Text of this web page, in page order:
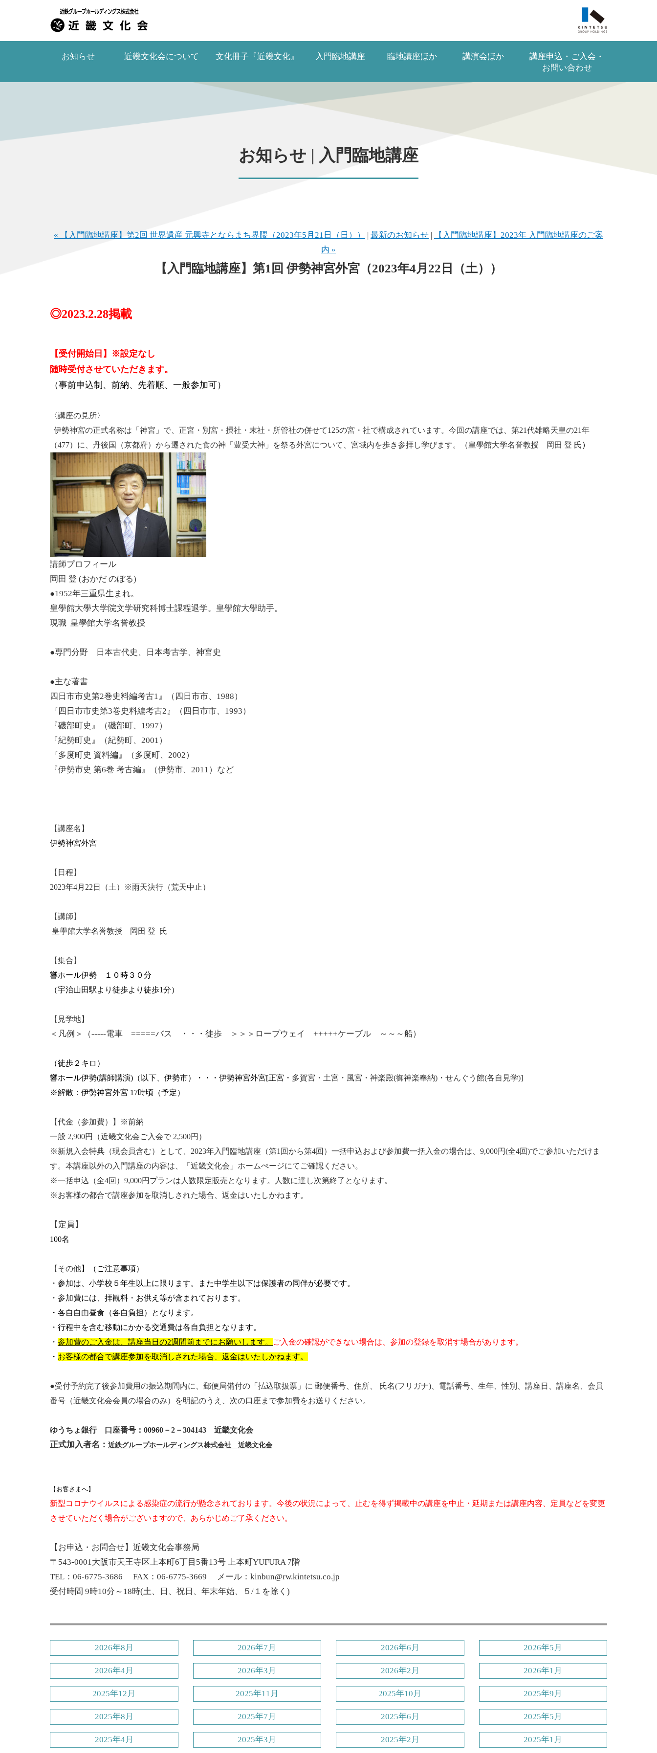
お知らせ 近畿文化会について 文化冊子 『近畿文化』 入門臨地講座 臨地講座ほか 講演会ほか 講座申込・ ご入会・
お問い合わせ
お知らせ | 入門臨地講座
« 【入門臨地講座】第2回 世界遺産 元興寺とならまち界隈（2023年5月21日（日）） | 最新のお知らせ |
【入門臨地講座】2023年 入門臨地講座のご案
内 »
【入門臨地講座】第1回 伊勢神宮外宮（2023年4月22日（土））
◎2023.2.28掲載
【受付開始日】※設定なし
随時受付させていただきます。
（事前申込制、前納、先着順、一般参加可）
〈講座の見所〉
伊勢神宮の正式名称は「神宮」で、正宮・別宮・摂社・末社・所管社の併せて125の宮・社で構成されています。今回の講座では、第21代雄略天皇の21年
（477）に、丹後国（京都府）から遷された食の神「豊受大神」を祭る外宮について、宮域内を歩き参拝し学びます。
（皇學館大学名誉教授 岡田 登 氏）
講師プロフィール
岡田 登 (おかだ のぼる)
●1952年三重県生まれ。
皇學館大學大学院文学研究科博士課程退学。皇學館大學助手。
現職 皇學館大学名誉教授
●専門分野 日本古代史、日本考古学、神宮史
●主な著書
四日市市史第2巻史料編考古1』（四日市市、1988）
『四日市市史第3巻史料編考古2』（四日市市、1993）
『磯部町史』（磯部町、1997）
『紀勢町史』（紀勢町、2001）
『多度町史 資料編』（多度町、2002）
『伊勢市史 第6巻 考古編』（伊勢市、2011）など
【講座名】
伊勢神宮外宮
【日程】
2023年4月22日（土）※雨天決行（荒天中止）
【講師】
皇學館大学名誉教授
岡田 登 氏
【集合】
響ホール伊勢 １０時３０分
（宇治山田駅より徒歩より徒歩1分）
【見学地】
＜凡例＞（-----電車 =====バス ・・・徒歩 ＞＞＞ロープウェイ +++++ケーブル ～～～船）
（徒歩２キロ）
響ホール伊勢(講師講演)（以下、伊勢市）・・・伊勢神宮外宮[正宮・ 多賀宮 ・ 土宮・風宮・神楽殿(御神楽奉納)・せんぐう館(各自見学)]
※解散：伊勢神宮外宮 17時頃（予定）
【代金（参加費）】※前納
一般 2,900円（近畿文化会ご入会で 2,500円）
※新規入会特典（現会員含む）として、2023年入門臨地講座（第1回から第4回）一括申込および参加費一括入金の場合は、9,000円(全4回)でご参加いただけま
す。本講座以外の入門講座の内容は、「近畿文化会」ホームぺージにてご確認ください。
※一括申込（全4回）9,000円プランは人数限定販売となります。人数に達し次第終了となります。
※お客様の都合で講座参加を取消しされた場合、返金はいたしかねます。
【定員】
100名
【その他】（ご注意事項）
・参加は、小学校５年生以上に限ります。また中学生以下は保護者の同伴が必要です。
・参加費には、拝観料・お供え等が含まれております。
・各自自由昼食（各自負担）となります。
・行程中を含む移動にかかる交通費は各自負担となります。
・ 参加費のご入金は、講座当日の2週間前までにお願いします。
ご入金の確認ができない場合は、参加の登録を取消す場合があります。
・ お客様の都合で講座参加を取消しされた場合、返金はいたしかねます。
●受付予約完了後参加費用の振込期間内に、郵便局備付の「払込取扱票」に 郵便番号、住所、 氏名(フリガナ)、電話番号、生年、性別、講座日、講座名、会員
番号（近畿文化会会員の場合のみ）を明記のうえ、次の口座まで参加費をお送りください。
ゆうちょ銀行 口座番号：00960－2－304143 近畿文化会
正式加入者名： 近鉄グループホールディングス株式会社 近畿文化会
【お客さまへ】
新型コロナウイルスによる感染症の流行が懸念されております。今後の状況によって、止むを得ず掲載中の講座を中止・延期または講座内容、定員などを変更
させていただく場合がございますので、あらかじめご了承ください。
【お申込・お問合せ】近畿文化会事務局
〒543-0001大阪市天王寺区上本町6丁目5番13号 上本町YUFURA 7階
TEL：06-6775-3686 FAX：06-6775-3669 メール：kinbun@rw.kintetsu.co.jp
受付時間 9時10分～18時(土、日、祝日、年末年始、５/１を除く)
2026年8月 2026年7月 2026年6月 2026年5月
2026年4月 2026年3月 2026年2月 2026年1月
2025年12月 2025年11月 2025年10月 2025年9月
2025年8月 2025年7月 2025年6月 2025年5月
2025年4月 2025年3月 2025年2月 2025年1月